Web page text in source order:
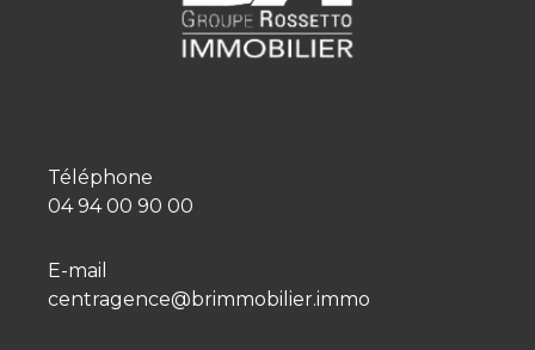
Téléphone
04 94 00 90 00
E-mail
centragence@brimmobilier.immo